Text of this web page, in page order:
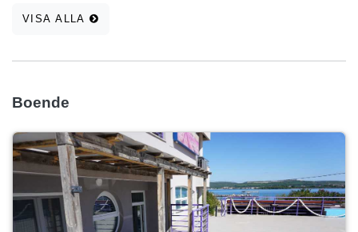
VISA ALLA
Boende